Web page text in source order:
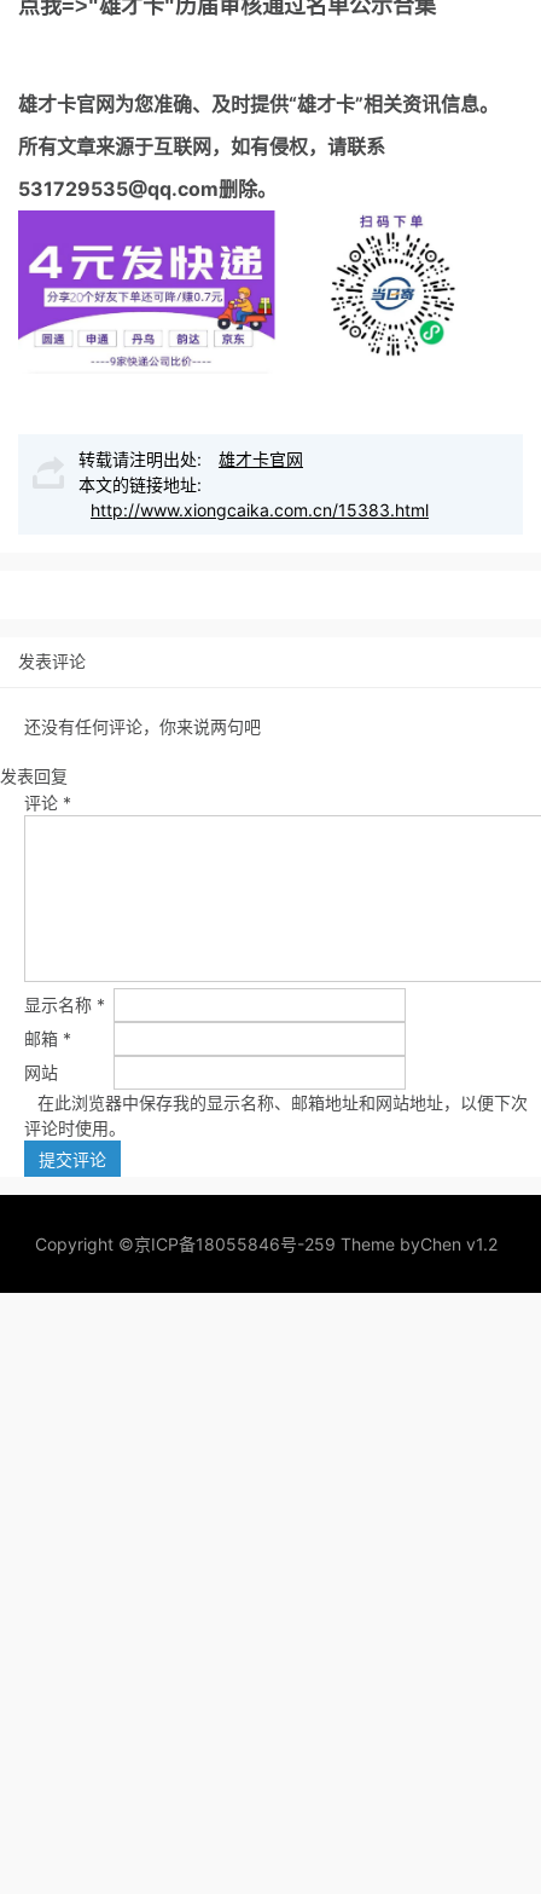
点我=>"雄才卡"历届审核通过名单公示合集
雄才卡官网为您准确、及时提供“雄才卡”相关资讯信息。
所有文章来源于互联网，如有侵权，请联系
531729535@qq.com删除。
转载请注明出处:
雄才卡官网
本文的链接地址:
http://www.xiongcaika.com.cn/15383.html
发表评论
还没有任何评论，你来说两句吧
发表回复
评论 *
显示名称 *
邮箱 *
网站
在此浏览器中保存我的显示名称、邮箱地址和网站地址，以便下次
评论时使用。
Copyright ©京ICP备18055846号-259 Theme byChen v1.2